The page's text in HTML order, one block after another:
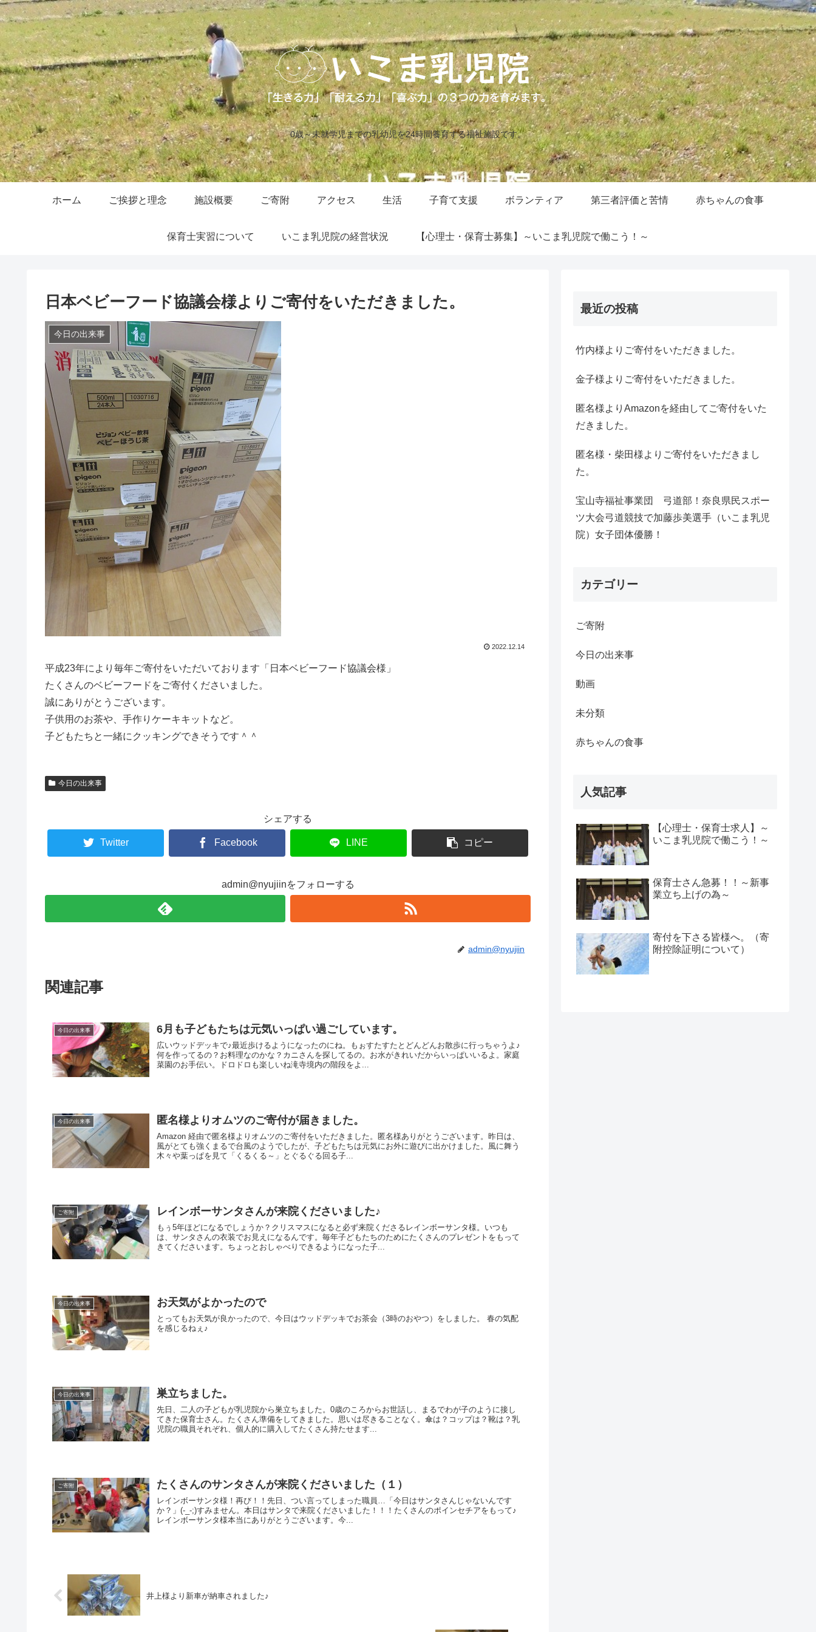
0歳～未就学児までの乳幼児を24時間養育する福祉施設です。
ホーム ご挨拶と理念 施設概要 ご寄附 アクセス 生活 子育て支援 ボランティア 第三者評価と苦情 赤ちゃんの食事
保育士実習について いこま乳児院の経営状況 【心理士・保育士募集】～いこま乳児院で働こう！～
日本ベビーフード協議会様よりご寄付をいただきました。
今日の出来事
2022.12.14
平成23年により毎年ご寄付をいただいております「日本ベビーフード協議会様」
たくさんのベビーフードをご寄付くださいました。
誠にありがとうございます。
子供用のお茶や、手作りケーキキットなど。
子どもたちと一緒にクッキングできそうです＾＾
今日の出来事
シェアする
Twitter Facebook LINE コピー
admin@nyujiinをフォローする
admin@nyujiin
関連記事
今日の出来事 6月も子どもたちは元気いっぱい過ごしています。
広いウッドデッキで♪最近歩けるようになったのにね。もぉすたすたとどんどんお散歩に行っちゃうよ♪
何を作ってるの？お料理なのかな？カニさんを探してるの。お水がきれいだからいっぱいいるよ。家庭
菜園のお手伝い。ドロドロも楽しいね滝寺境内の階段をよ...
今日の出来事 匿名様よりオムツのご寄付が届きました。
Amazon 経由で匿名様よりオムツのご寄付をいただきました。匿名様ありがとうございます。昨日は、
風がとても強くまるで台風のようでしたが、子どもたちは元気にお外に遊びに出かけました。風に舞う
木々や葉っぱを見て「くるくる～」とぐるぐる回る子...
ご寄附 レインボーサンタさんが来院くださいました♪
もぅ5年ほどになるでしょうか？クリスマスになると必ず来院くださるレインボーサンタ様。いつも
は、サンタさんの衣装でお見えになるんです。毎年子どもたちのためにたくさんのプレゼントをもって
きてくださいます。ちょっとおしゃべりできるようになった子...
今日の出来事 お天気がよかったので
とってもお天気が良かったので、今日はウッドデッキでお茶会（3時のおやつ）をしました。 春の気配
を感じるねぇ♪
今日の出来事 巣立ちました。
先日、二人の子どもが乳児院から巣立ちました。0歳のころからお世話し、まるでわが子のように接し
てきた保育士さん。たくさん準備をしてきました。思いは尽きることなく。傘は？コップは？靴は？乳
児院の職員それぞれ、個人的に購入してたくさん持たせます...
ご寄附 たくさんのサンタさんが来院くださいました（１）
レインボーサンタ様！再び！！先日、つい言ってしまった職員…「今日はサンタさんじゃないんです
か？」(-_-;)すみません。本日はサンタで来院くださいました！！！たくさんのポインセチアをもって♪
レインボーサンタ様本当にありがとうございます。今...
井上様より新車が納車されました♪
最近の投稿
竹内様よりご寄付をいただきました。
金子様よりご寄付をいただきました。
匿名様よりAmazonを経由してご寄付をいた
だきました。
匿名様・柴田様よりご寄付をいただきまし
た。
宝山寺福祉事業団 弓道部！奈良県民スポー
ツ大会弓道競技で加藤歩美選手（いこま乳児
院）女子団体優勝！
カテゴリー
ご寄附
今日の出来事
動画
未分類
赤ちゃんの食事
人気記事
【心理士・保育士求人】～
いこま乳児院で働こう！～
保育士さん急募！！～新事
業立ち上げの為～
寄付を下さる皆様へ。（寄
附控除証明について）